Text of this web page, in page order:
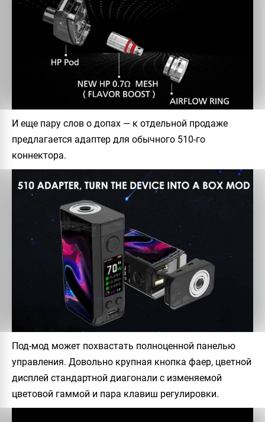
И еще пару слов о допах — к отдельной продаже
предлагается адаптер для обычного 510-го
коннектора.
Под-мод может похвастать полноценной панелью
управления. Довольно крупная кнопка фаер, цветной
дисплей стандартной диагонали с изменяемой
цветовой гаммой и пара клавиш регулировки.